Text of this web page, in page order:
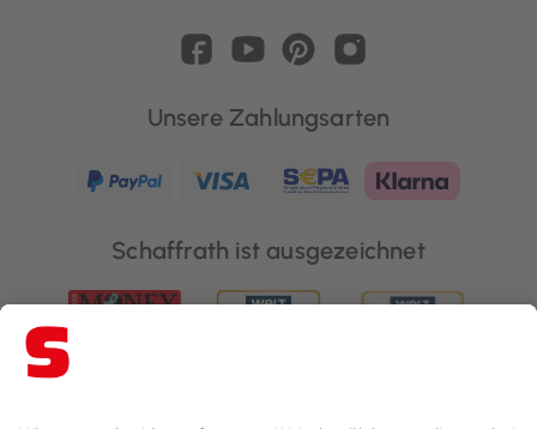
Unsere Zahlungsarten
Schaffrath ist ausgezeichnet